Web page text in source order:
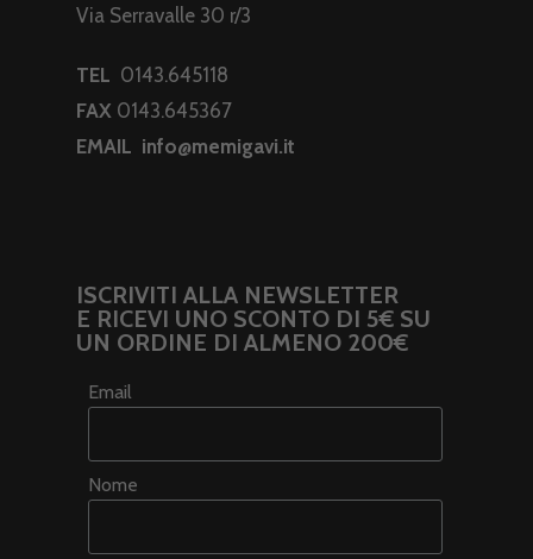
Via Serravalle 30 r/3
TEL 0143.645118
FAX 0143.645367
EMAIL info@memigavi.it
ISCRIVITI ALLA NEWSLETTER
E RICEVI UNO SCONTO DI 5€ SU
UN ORDINE DI ALMENO 200€
Email
Nome